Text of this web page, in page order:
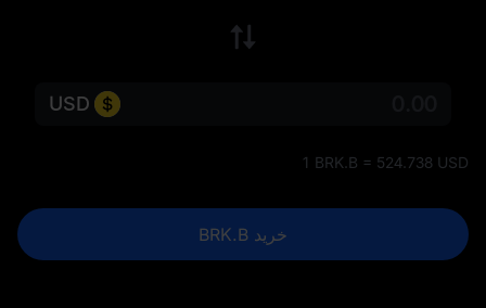
USD
1 BRK.B = 524.738 USD
خرید BRK.B